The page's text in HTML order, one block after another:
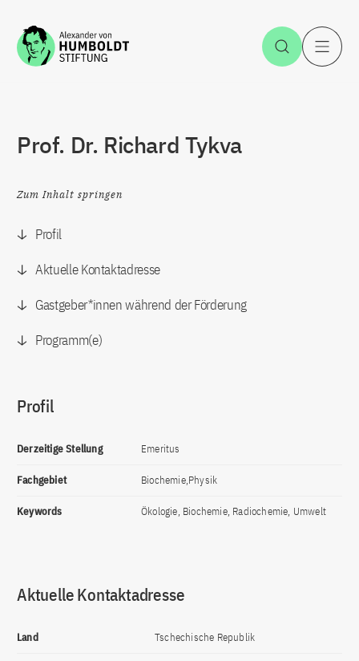
Zum Inhalt springen Suche
Prof. Dr. Richard Tykva
Zum Inhalt springen
Profil
Aktuelle Kontaktadresse
Gastgeber*innen während der Förderung
Programm(e)
Profil
Derzeitige Stellung Emeritus
Fachgebiet Biochemie,Physik
Keywords Ökologie, Biochemie, Radiochemie, Umwelt
Aktuelle Kontaktadresse
Land Tschechische Republik